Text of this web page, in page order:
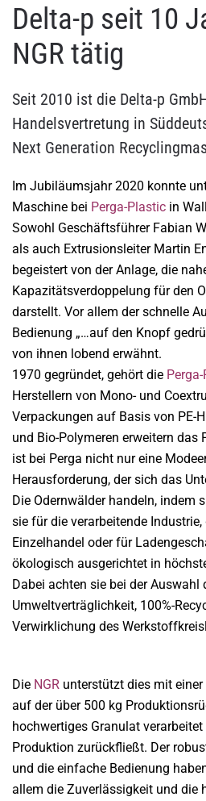
Delta-p seit 10
NGR tätig
Seit 2010 ist die Delta-p
Handelsvertretung in
Next Generation
Im Jubiläumsjahr 2020 konnte
Maschine bei Perga-Plastic in
Sowohl Geschäftsführer Fabian
als auch Extrusionsleiter Martin
begeistert von der Anlage, die
Kapazitätsverdoppelung für den
darstellt. Vor allem der schnelle
Bedienung „…auf den Knopf
von ihnen lobend erwähnt.
1970 gegründet, gehört die
Herstellern von Mono- und
Verpackungen auf Basis von PE-
und Bio-Polymeren erweitern
ist bei Perga nicht nur eine
Herausforderung, der sich das
Die Odernwälder handeln, indem
sie für die verarbeitende Industrie,
Einzelhandel oder für
ökologisch ausgerichtet in
Dabei achten sie bei der
Umweltverträglichkeit, 100%-
Verwirklichung des
Die NGR unterstützt dies mit
auf der über 500 kg
hochwertiges Granulat
Produktion zurückfließt. Der
und die einfache Bedienung
allem die Zuverlässigkeit und die